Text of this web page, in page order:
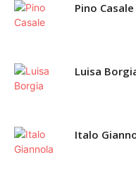
Pino Casale
Luisa
Italo